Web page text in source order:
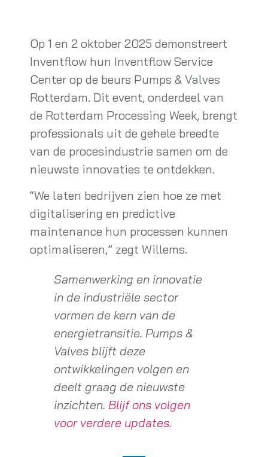
Op 1 en 2 oktober 2025 demonstreert
Inventflow hun Inventflow Service
Center op de beurs Pumps & Valves
Rotterdam. Dit event, onderdeel van
de Rotterdam Processing Week, brengt
professionals uit de gehele breedte
van de procesindustrie samen om de
nieuwste innovaties te ontdekken.
“We laten bedrijven zien hoe ze met
digitalisering en predictive
maintenance hun processen kunnen
optimaliseren,” zegt Willems.
Samenwerking en innovatie
in de industriële sector
vormen de kern van de
energietransitie. Pumps &
Valves blijft deze
ontwikkelingen volgen en
deelt graag de nieuwste
inzichten. Blijf ons volgen
voor verdere updates.